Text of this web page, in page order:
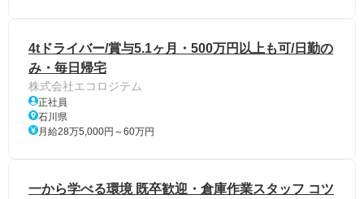
4tドライバー/賞与5.1ヶ月・500万円以上も可/日勤の
み・毎日帰宅
株式会社エコロジテム
正社員
石川県
月給28万5,000円～60万円
一から学べる環境 既卒歓迎・倉庫作業スタッフ コツ